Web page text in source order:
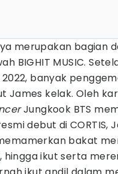
merupakan bagian
BIGHIT MUSIC.
banyak
James kelak. Oleh
Jungkook BTS
debut di CORTIS,
bakat
hingga ikut serta